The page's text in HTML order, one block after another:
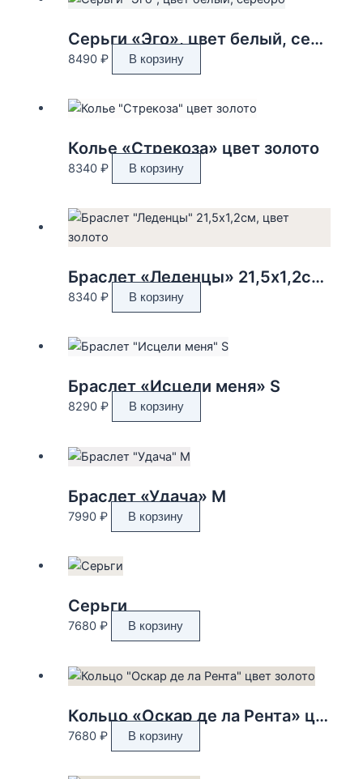
Серьги «Эго», цвет белый, серебро
8490 ₽ В корзину
Колье «Стрекоза» цвет золото
8340 ₽ В корзину
Браслет «Леденцы» 21,5х1,2см, цвет золото
8340 ₽ В корзину
Браслет «Исцели меня» S
8290 ₽ В корзину
Браслет «Удача» M
7990 ₽ В корзину
Серьги
7680 ₽ В корзину
Кольцо «Оскар де ла Рента» цвет золото
7680 ₽ В корзину